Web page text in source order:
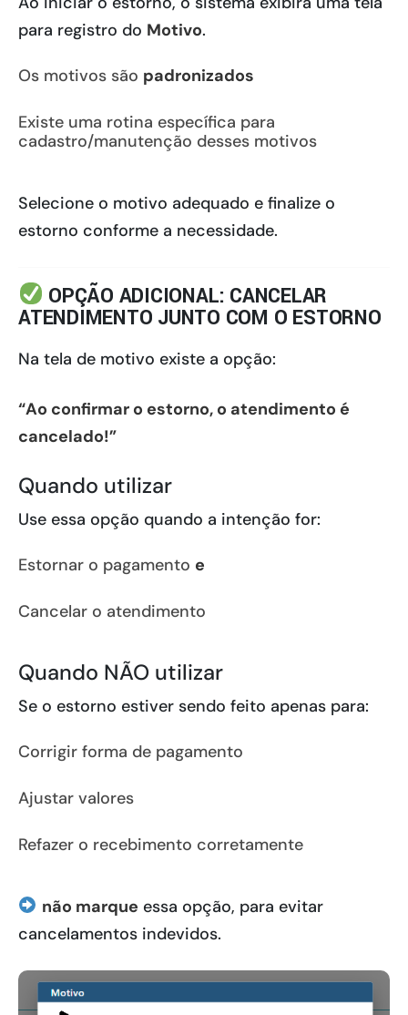
para registro do Motivo.
Os motivos são padronizados
Existe uma rotina específica para
cadastro/manutenção desses motivos
Selecione o motivo adequado e finalize o
estorno conforme a necessidade.
OPÇÃO ADICIONAL: CANCELAR
ATENDIMENTO JUNTO COM O ESTORNO
Na tela de motivo existe a opção:
“Ao confirmar o estorno, o atendimento é
cancelado!”
Quando utilizar
Use essa opção quando a intenção for:
Estornar o pagamento e
Cancelar o atendimento
Quando NÃO utilizar
Se o estorno estiver sendo feito apenas para:
Corrigir forma de pagamento
Ajustar valores
Refazer o recebimento corretamente
não marque essa opção, para evitar
cancelamentos indevidos.